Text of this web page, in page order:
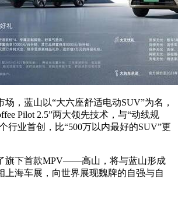
场，蓝山以“大六座舒适电动SUV”为名，
Pilot 2.5”两大领先技术，与“动线规
行业首创，比“500万以内最好的SUV”更
旗下首款MPV——高山，将与蓝山形成
上海车展，向世界展现魏牌的自强与自